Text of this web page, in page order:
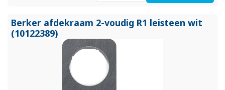
Berker afdekraam 2-voudig R1 leisteen wit
(10122389)